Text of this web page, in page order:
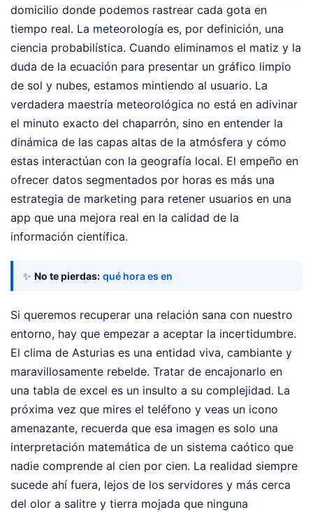
domicilio donde podemos rastrear cada gota en
tiempo real. La meteorología es, por definición, una
ciencia probabilística. Cuando eliminamos el matiz y la
duda de la ecuación para presentar un gráfico limpio
de sol y nubes, estamos mintiendo al usuario. La
verdadera maestría meteorológica no está en adivinar
el minuto exacto del chaparrón, sino en entender la
dinámica de las capas altas de la atmósfera y cómo
estas interactúan con la geografía local. El empeño en
ofrecer datos segmentados por horas es más una
estrategia de marketing para retener usuarios en una
app que una mejora real en la calidad de la
información científica.
✨ No te pierdas: qué hora es en
Si queremos recuperar una relación sana con nuestro
entorno, hay que empezar a aceptar la incertidumbre.
El clima de Asturias es una entidad viva, cambiante y
maravillosamente rebelde. Tratar de encajonarlo en
una tabla de excel es un insulto a su complejidad. La
próxima vez que mires el teléfono y veas un icono
amenazante, recuerda que esa imagen es solo una
interpretación matemática de un sistema caótico que
nadie comprende al cien por cien. La realidad siempre
sucede ahí fuera, lejos de los servidores y más cerca
del olor a salitre y tierra mojada que ninguna